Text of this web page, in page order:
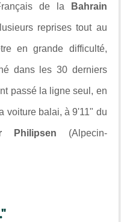
de la Bahrain
reprises tout au
en grande difficulté,
dans les 30 derniers
passé la ligne seul, en
voiture balai, à 9'11" du
Philipsen (Alpecin-